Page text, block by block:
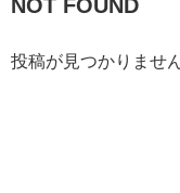
NOT FOUND
投稿が見つかりませ